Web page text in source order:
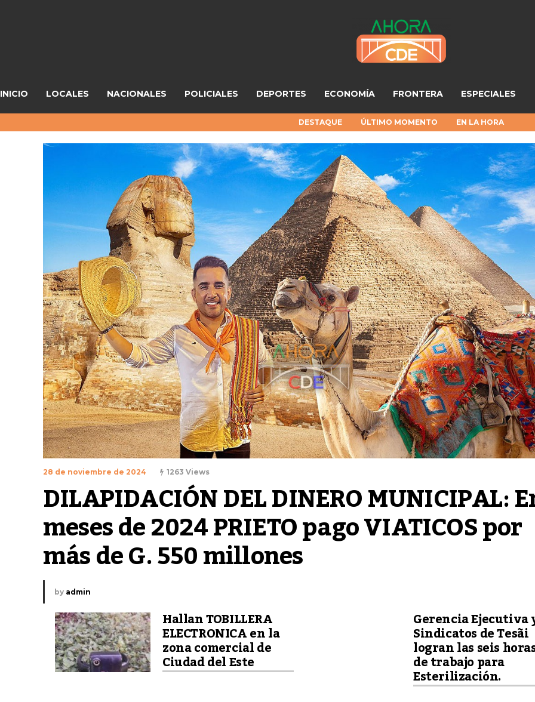
INICIO LOCALES NACIONALES POLICIALES DEPORTES ECONOMÍA FRONTERA ESPECIALES
DESTAQUE ÚLTIMO MOMENTO EN LA HORA
28 de noviembre de 2024 1263 Views
DILAPIDACIÓN DEL DINERO MUNICIPAL:
meses de 2024 PRIETO pago VIATICOS por
más de G. 550 millones
by admin
Hallan TOBILLERA
ELECTRONICA en la
zona comercial de
Ciudad del Este
Gerencia Ejecutiva
Sindicatos de Tesãi
logran las seis
de trabajo para
Esterilización.